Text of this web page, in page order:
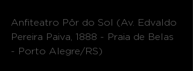
Anfiteatro Pôr do Sol (Av. Edvaldo
Pereira Paiva, 1888 - Praia de Belas
- Porto Alegre/RS)